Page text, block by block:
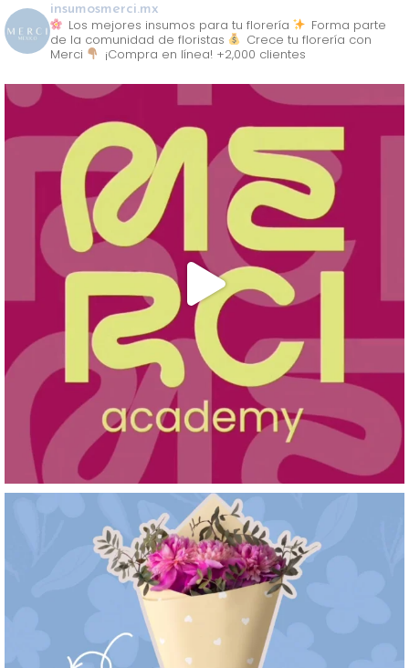
insumosmerci.mx
Los mejores insumos para tu florería
Forma parte
de la comunidad de floristas
Crece tu florería con
Merci
¡Compra en línea! +2,000 clientes